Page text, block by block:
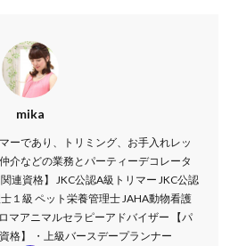
mika
ーであり、トリミング、お手入れレッ
介などの業務とパーティーデコレータ
連資格】 JKC公認A級トリマー JKC公認
１級 ペット栄養管理士 JAHA動物看護
マアニマルセラピーアドバイザー 【パ
格】 ・上級バースデープランナー